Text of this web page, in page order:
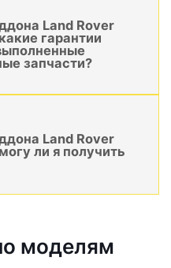
Land Rover
гарантии
запчасти?
Land Rover
ли я получить
моделям